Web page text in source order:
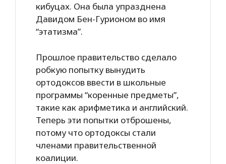
кибуцах. Она была упразднена
Давидом Бен-Гурионом во имя
“этатизма”.
Прошлое правительство сделало
робкую попытку вынудить
ортодоксов ввести в школьные
программы “коренные предметы”,
такие как арифметика и английский.
Теперь эти попытки отброшены,
потому что ортодоксы стали
членами правительственной
коалиции.